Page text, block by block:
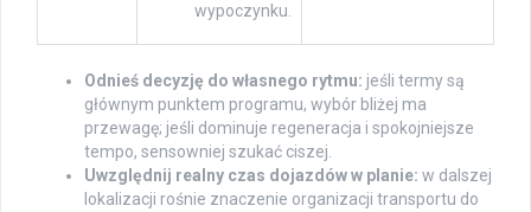
wypoczynku.
Odnieś decyzję do własnego rytmu: jeśli termy są
głównym punktem programu, wybór bliżej ma
przewagę; jeśli dominuje regeneracja i spokojniejsze
tempo, sensowniej szukać ciszej.
Uwzględnij realny czas dojazdów w planie: w dalszej
lokalizacji rośnie znaczenie organizacji transportu do